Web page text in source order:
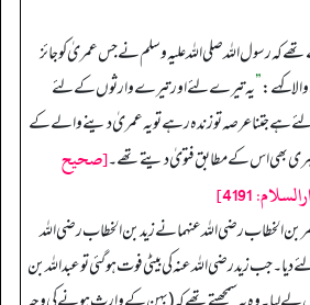
کہ رسول اللہ صلی اللہ علیہ وسلم نے جس عمریٰ کو جائز
کہے:”یہ تیرے لئے اور تیرے وارثوں کے لئے
ہے جتنا عرصہ تو زندہ رہے تو یہ عمریٰ دینے والے کے
بھی اس کے مطابق فتویٰ دیتے تھے۔[صحيح
الخطاب رضی اللہ عنہما نے زید بن الخطاب رضی اللہ
دیا۔ جب زید رضی اللہ عنہ کی بیٹی فوت ہو گئی تو عبداللہ بن